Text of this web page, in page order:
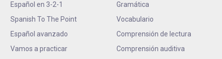
Español en 3-2-1
Spanish To The Point
Español avanzado
Vamos a practicar
Gramática
Vocabulario
Comprensión de lectura
Comprensión auditiva